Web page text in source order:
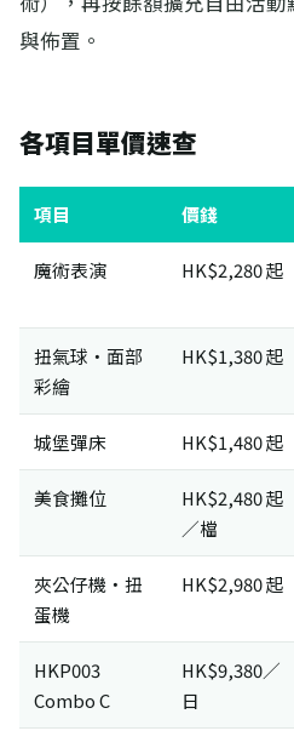
與佈置。
各項目單價速查
項目 價錢
魔術表演 HK$2,280 起
扭氣球・面部
彩繪
HK$1,380 起
城堡彈床 HK$1,480 起
美食攤位
HK$2,480 起
／檔
夾公仔機・扭
蛋機
HK$2,980 起
HKP003
Combo C
HK$9,380／
日